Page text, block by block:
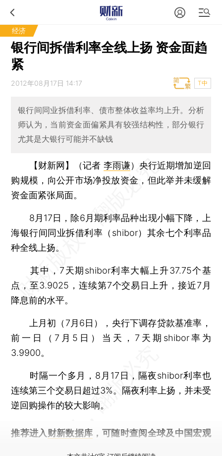
经济
银行间拆借利率全线上扬 资金面趋
紧
2012年08月17日 14:17 T中
银行间同业拆借利率、债市整体收益率均上升。分析
师认为，当前资金面偏紧具有较强结构性，部分银行
尤其是大银行可能并不缺钱
【财新网】（记者 李雨谦） 央行近期增加逆回
购规模，向公开市场净投放资金，但此举并未缓解
资金面紧张局面。
8月17日，除6月期利率品种出现小幅下降，上
海银行间同业拆借利率（shibor）其余七个利率品
种全线上扬。
其中，7天期shibor利率大幅上升37.75个基
点，至3.9025，连续第7个交易日上升，接近7月
降息前的水平。
上月初（7月6日），央行下调存贷款基准率，
前一日（7月5日）当天，7天期shibor率为
3.9900。
时隔一个多月，8月17日，隔夜shibor利率也
连续第三个交易日超过3%。隔夜利率上扬，并未受
逆回购操作的较大影响。
推荐进入 财新数据库 ，可随时查阅全球及中国宏观